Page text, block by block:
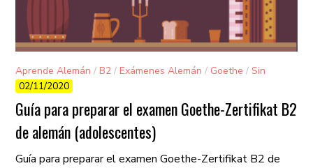
Aprende Alemán /B2 /Exámenes Alemán / Goethe /Sin
categorizar
02/11/2020
Guía para preparar el examen Goethe-Zertifikat B2
de alemán (adolescentes)
Guía para preparar el examen Goethe-Zertifikat B2 de